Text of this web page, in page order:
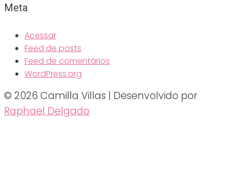
Meta
Acessar
Feed de posts
Feed de comentários
WordPress.org
© 2026 Camilla Villas | Desenvolvido por
Raphael Delgado